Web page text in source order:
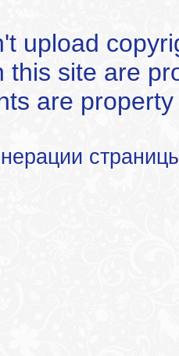
upload
this site are
are